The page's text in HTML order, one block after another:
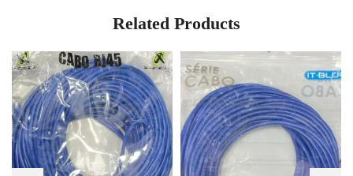
Related Products